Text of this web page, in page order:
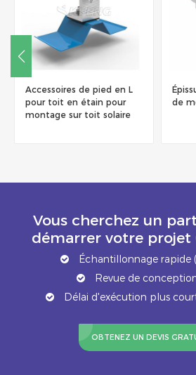
Épissure de rail de support
de montage solaire
Clips
Vous cherchez un
démarrer votre projet
Échantillonnage rapide
Revue de
Délai d'exécution plus
OBTENEZ UN DEVIS